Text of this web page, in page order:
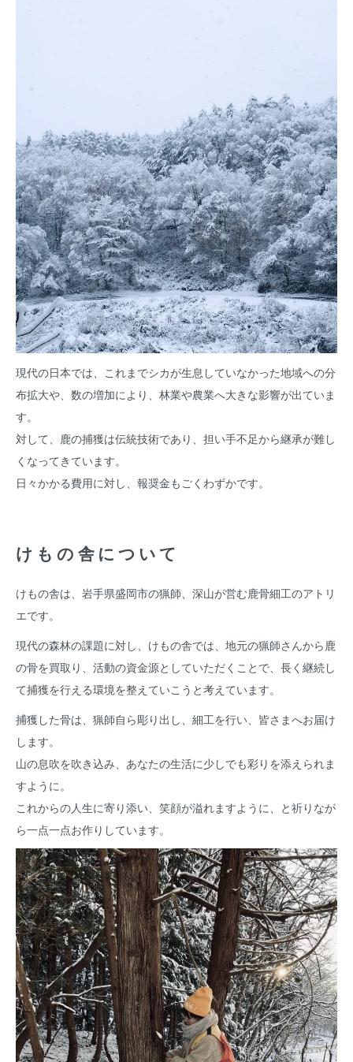
現代の日本では、これまでシカが生息していなかった地域への分
布拡大や、数の増加により、林業や農業へ大きな影響が出ていま
す。
対して、鹿の捕獲は伝統技術であり、担い手不足から継承が難し
くなってきています。
日々かかる費用に対し、報奨金もごくわずかです。
けもの舎について
けもの舎は、岩手県盛岡市の猟師、深山が営む鹿骨細工のアトリ
エです。
現代の森林の課題に対し、けもの舎では、地元の猟師さんから鹿
の骨を買取り、活動の資金源としていただくことで、長く継続し
て捕獲を行える環境を整えていこうと考えています。
捕獲した骨は、猟師自ら彫り出し、細工を行い、皆さまへお届け
します。
山の息吹を吹き込み、あなたの生活に少しでも彩りを添えられま
すように。
これからの人生に寄り添い、笑顔が溢れますように、と祈りなが
ら一点一点お作りしています。